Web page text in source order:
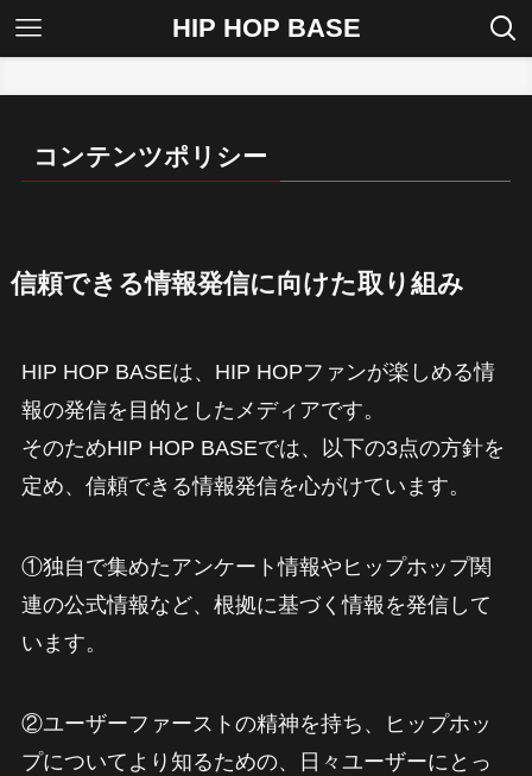
HIP HOP BASE
コンテンツポリシー
信頼できる情報発信に向けた取り組み
HIP HOP BASEは、HIP HOPファンが楽しめる情
報の発信を目的としたメディアです。
そのためHIP HOP BASEでは、以下の3点の方針を
定め、信頼できる情報発信を心がけています。
①独自で集めたアンケート情報やヒップホップ関
連の公式情報など、根拠に基づく情報を発信して
います。
②ユーザーファーストの精神を持ち、ヒップホッ
プについてより知るための、日々ユーザーにとっ